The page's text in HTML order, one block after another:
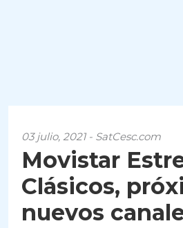
03 julio, 2021 - SatCesc.com
Movistar
Clásicos,
nuevos